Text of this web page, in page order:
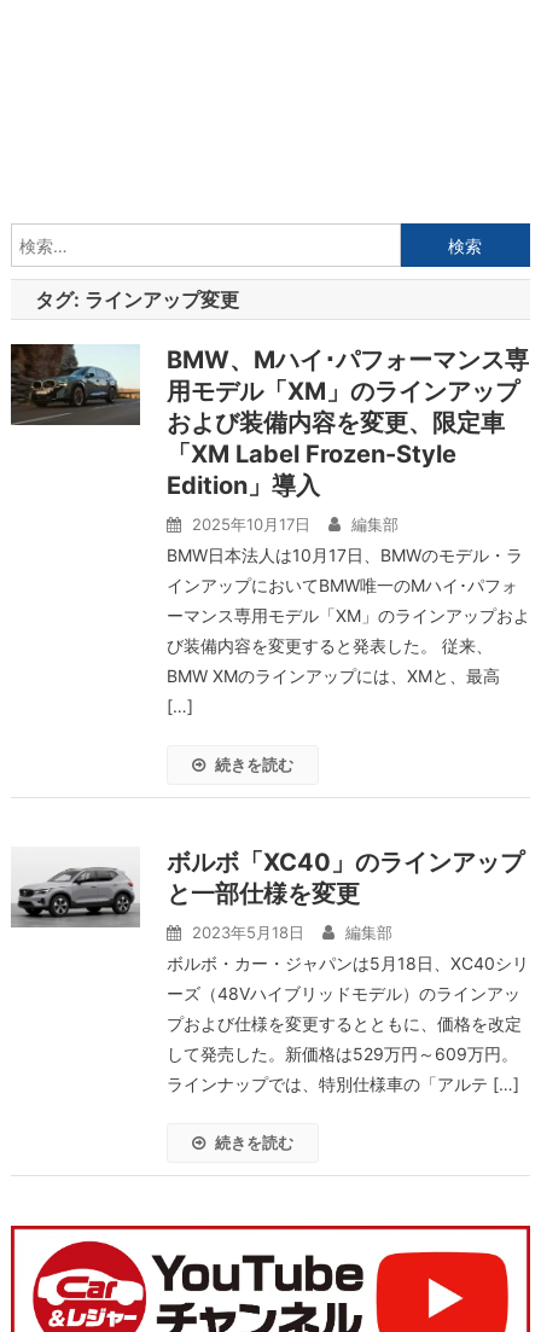
索:
タグ: ラインアップ変更
BMW、Mハイ･パフォーマンス専
用モデル「XM」のラインアップ
および装備内容を変更、限定車
「XM Label Frozen-Style
Edition」導入
2025年10月17日 編集部
BMW日本法人は10月17日、BMWのモデル・ラ
インアップにおいてBMW唯一のMハイ･パフォ
ーマンス専用モデル「XM」のラインアップおよ
び装備内容を変更すると発表した。 従来、
BMW XMのラインアップには、XMと、最高
[…]
続きを読む
ボルボ「XC40」のラインアップ
と一部仕様を変更
2023年5月18日 編集部
ボルボ・カー・ジャパンは5月18日、XC40シリ
ーズ（48Vハイブリッドモデル）のラインアッ
プおよび仕様を変更するとともに、価格を改定
して発売した。新価格は529万円～609万円。
ラインナップでは、特別仕様車の「アルテ […]
続きを読む